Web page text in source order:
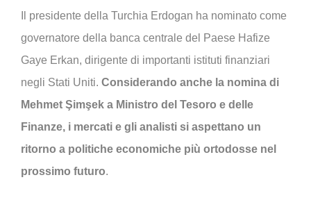
Il presidente della Turchia Erdogan ha nominato come
governatore della banca centrale del Paese Hafize
Gaye Erkan, dirigente di importanti istituti finanziari
negli Stati Uniti. Considerando anche la nomina di
Mehmet Şimşek a Ministro del Tesoro e delle
Finanze, i mercati e gli analisti si aspettano un
ritorno a politiche economiche più ortodosse nel
prossimo futuro.